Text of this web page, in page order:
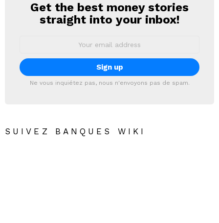
NEWSLETTER
Get the best money stories
straight into your inbox!
Ne vous inquiétez pas, nous n'envoyons pas de spam.
SUIVEZ BANQUES WIKI